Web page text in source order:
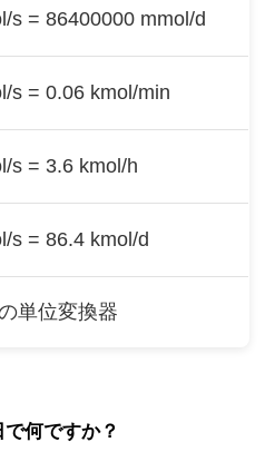
s = 86400000 mmol/d
s = 0.06 kmol/min
s = 3.6 kmol/h
s = 86.4 kmol/d
単位変換器
何ですか？